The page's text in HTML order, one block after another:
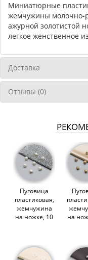
Миниатюрные
жемчужины молочно-
ажурной золотистой
легкое женственное
Доставка
Отзывы (0)
Пуговица
пластиковая,
жемчужина
на ножке, 10
на